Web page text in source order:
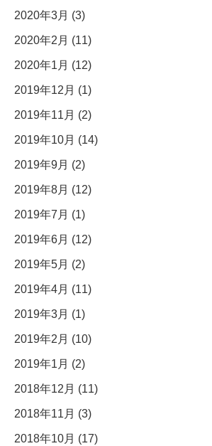
2020年3月 (3)
2020年2月 (11)
2020年1月 (12)
2019年12月 (1)
2019年11月 (2)
2019年10月 (14)
2019年9月 (2)
2019年8月 (12)
2019年7月 (1)
2019年6月 (12)
2019年5月 (2)
2019年4月 (11)
2019年3月 (1)
2019年2月 (10)
2019年1月 (2)
2018年12月 (11)
2018年11月 (3)
2018年10月 (17)